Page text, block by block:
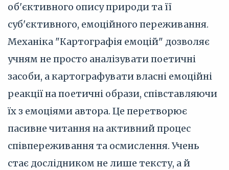
об'єктивного опису природи та її
суб'єктивного, емоційного переживання.
Механіка "Картографія емоцій" дозволяє
учням не просто аналізувати поетичні
засоби, а картографувати власні емоційні
реакції на поетичні образи, співставляючи
їх з емоціями автора. Це перетворює
пасивне читання на активний процес
співпереживання та осмислення. Учень
стає дослідником не лише тексту, а й